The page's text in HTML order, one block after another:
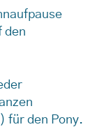
den
für den Pony.